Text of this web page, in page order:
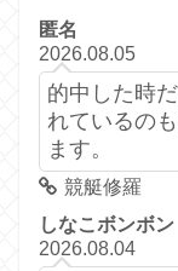
匿名
2026.08.05
的中した時
れているの
ます。
競艇修羅
しなこボンボン
2026.08.04